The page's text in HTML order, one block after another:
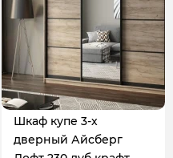
Шкаф купе 3-х
дверный Айсберг